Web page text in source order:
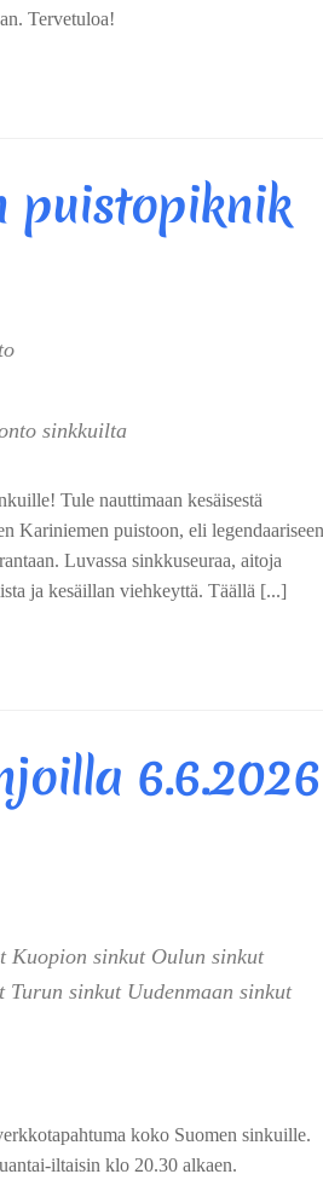
Tervetuloa!
puistopiknik
sinkkuilta
Tule nauttimaan kesäisestä
Kariniemen puistoon, eli legendaariseen
Luvassa sinkkuseuraa, aitoja
ja kesäillan viehkeyttä. Täällä [...]
6.6.2026
Kuopion sinkut Oulun sinkut
Turun sinkut Uudenmaan sinkut
koko Suomen sinkuille.
iltaisin klo 20.30 alkaen.